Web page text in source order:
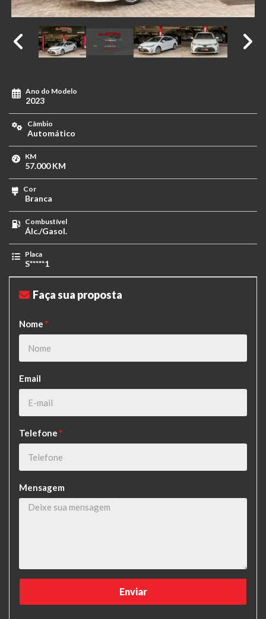
Ano do Modelo
2023
Câmbio
Automático
KM
57.000 KM
Cor
Branca
Combustível
Álc./Gasol.
Placa
S*****1
Faça sua proposta
Nome *
Email
Telefone *
Mensagem